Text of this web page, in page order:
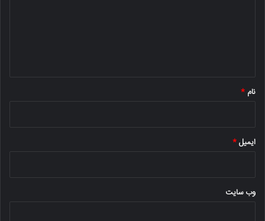
نام *
ایمیل*
وب‌ سایت